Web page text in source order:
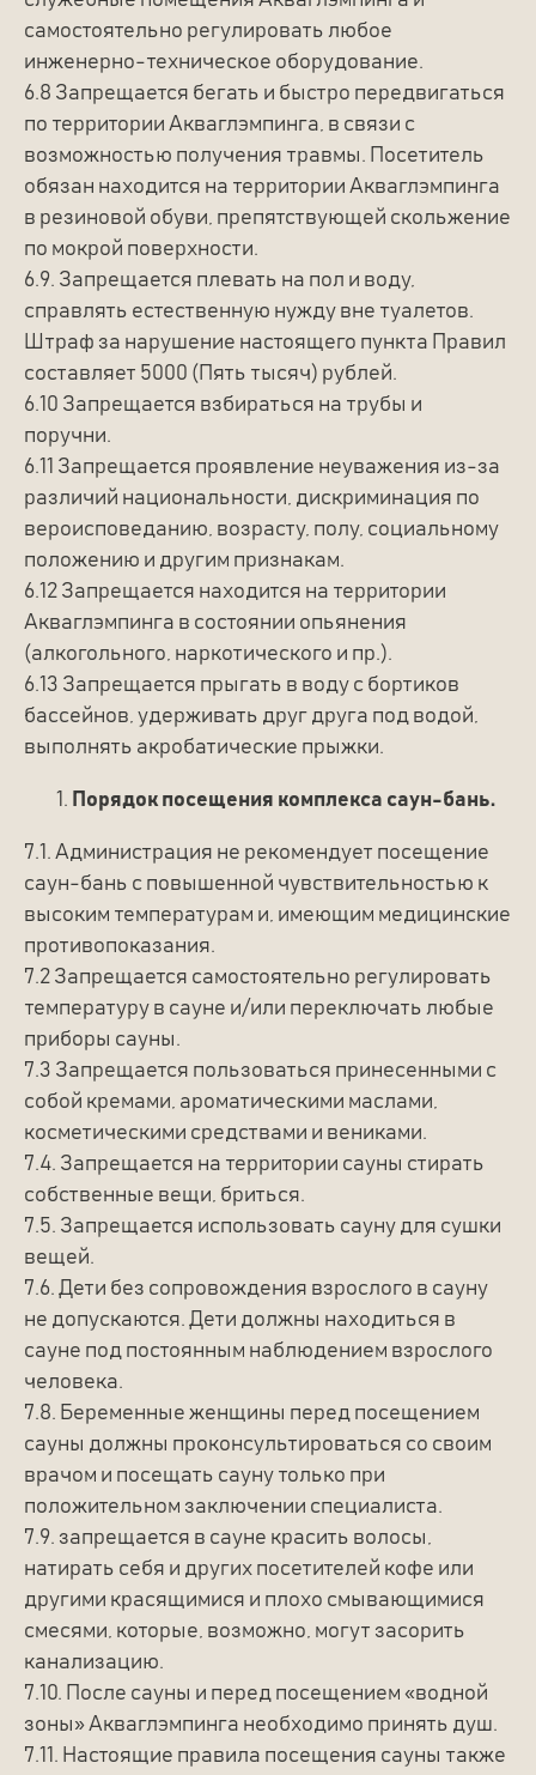
самостоятельно регулировать любое
инженерно-техническое оборудование.
6.8 Запрещается бегать и быстро передвигаться
по территории Акваглэмпинга, в связи с
возможностью получения травмы. Посетитель
обязан находится на территории Акваглэмпинга
в резиновой обуви, препятствующей скольжение
по мокрой поверхности.
6.9. Запрещается плевать на пол и воду,
справлять естественную нужду вне туалетов.
Штраф за нарушение настоящего пункта Правил
составляет 5000 (Пять тысяч) рублей.
6.10 Запрещается взбираться на трубы и
поручни.
6.11 Запрещается проявление неуважения из-за
различий национальности, дискриминация по
вероисповеданию, возрасту, полу, социальному
положению и другим признакам.
6.12 Запрещается находится на территории
Акваглэмпинга в состоянии опьянения
(алкогольного, наркотического и пр.).
6.13 Запрещается прыгать в воду с бортиков
бассейнов, удерживать друг друга под водой,
выполнять акробатические прыжки.
Порядок посещения комплекса саун-бань.
7.1. Администрация не рекомендует посещение
саун-бань с повышенной чувствительностью к
высоким температурам и, имеющим медицинские
противопоказания.
7.2 Запрещается самостоятельно регулировать
температуру в сауне и/или переключать любые
приборы сауны.
7.3 Запрещается пользоваться принесенными с
собой кремами, ароматическими маслами,
косметическими средствами и вениками.
7.4. Запрещается на территории сауны стирать
собственные вещи, бриться.
7.5. Запрещается использовать сауну для сушки
вещей.
7.6. Дети без сопровождения взрослого в сауну
не допускаются. Дети должны находиться в
сауне под постоянным наблюдением взрослого
человека.
7.8. Беременные женщины перед посещением
сауны должны проконсультироваться со своим
врачом и посещать сауну только при
положительном заключении специалиста.
7.9. запрещается в сауне красить волосы,
натирать себя и других посетителей кофе или
другими красящимися и плохо смывающимися
смесями, которые, возможно, могут засорить
канализацию.
7.10. После сауны и перед посещением «водной
зоны» Акваглэмпинга необходимо принять душ.
7.11. Настоящие правила посещения сауны также